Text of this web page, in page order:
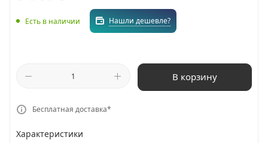
Есть в наличии Нашли дешевле?
В корзину
Бесплатная доставка*
Характеристики